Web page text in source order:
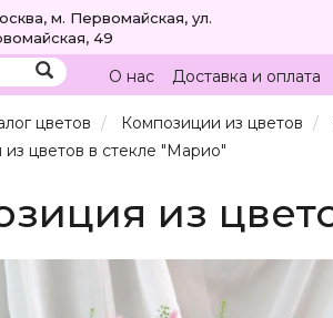
м. Первомайская, ул.
49
О нас Доставка и оплата
цветов Композиции из цветов
цветов в стекле "Марио"
из